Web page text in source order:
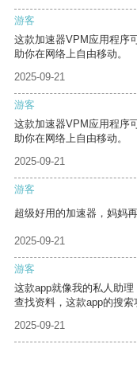
游客
这款加速器VPM应用程序
助你在网络上自由移动。
2025-09-21
游客
这款加速器VPM应用程序
助你在网络上自由移动。
2025-09-21
游客
超级好用的加速器，妈妈
2025-09-21
游客
这款app就像我的私人助
查找资料，这款app的搜索
2025-09-21